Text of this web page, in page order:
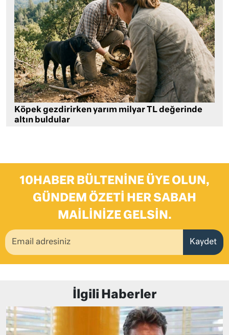
Köpek gezdirirken yarım milyar TL değerinde
altın buldular
10HABER BÜLTENINE ÜYE OLUN,
GÜNDEM ÖZETI HER SABAH
MAILINIZE GELSIN.
Kaydet
İlgili Haberler